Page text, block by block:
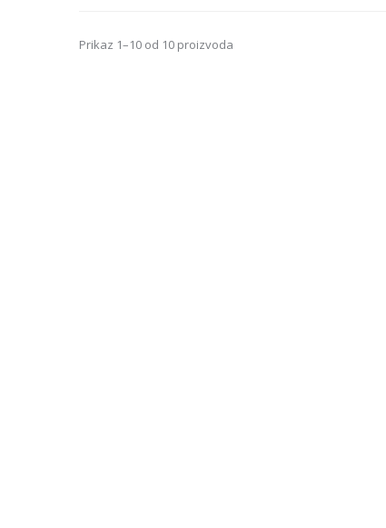
Prikaz 1–10 od 10 proizvoda